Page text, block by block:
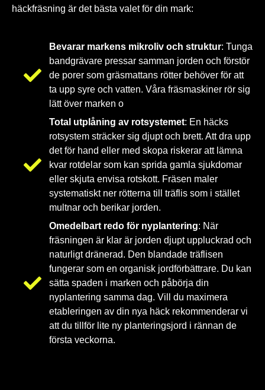
häckfräsning är det bästa valet för din mark:
Bevarar markens mikroliv och struktur: Tunga
bandgrävare pressar samman jorden och förstör
de porer som gräsmattans rötter behöver för att
ta upp syre och vatten. Våra fräsmaskiner rör sig
lätt över marken o
Total utplåning av rotsystemet: En häcks
rotsystem sträcker sig djupt och brett. Att dra upp
det för hand eller med skopa riskerar att lämna
kvar rotdelar som kan sprida gamla sjukdomar
eller skjuta envisa rotskott. Fräsen maler
systematiskt ner rötterna till träflis som i stället
multnar och berikar jorden.
Omedelbart redo för nyplantering: När
fräsningen är klar är jorden djupt uppluckrad och
naturligt dränerad. Den blandade träflisen
fungerar som en organisk jordförbättrare. Du kan
sätta spaden i marken och påbörja din
nyplantering samma dag. Vill du maximera
etableringen av din nya häck rekommenderar vi
att du tillför lite ny planteringsjord i rännan de
första veckorna.